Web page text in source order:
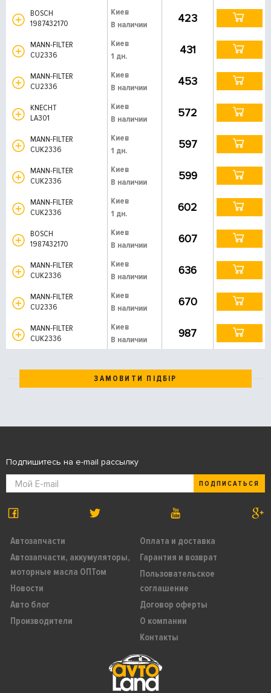
BOSCH
1987432170
Киев
В наличии
423
MANN-FILTER
CU2336
Киев
1 дн.
431
MANN-FILTER
CU2336
Киев
В наличии
453
KNECHT
LA301
Киев
В наличии
572
MANN-FILTER
CUK2336
Киев
1 дн.
597
MANN-FILTER
CUK2336
Киев
В наличии
599
MANN-FILTER
CUK2336
Киев
1 дн.
602
BOSCH
1987432170
Киев
В наличии
607
MANN-FILTER
CUK2336
Киев
В наличии
636
MANN-FILTER
CU2336
Киев
В наличии
670
MANN-FILTER
CUK2336
Киев
В наличии
987
ЗАМОВИТИ ПІДБІР
Автозапчасти
Автозапчасти, аккумуляторы,
моторные масла ОПТом
Новости
Авто блог
Производители
Оплата и доставка
Гарантия и возврат
Пользовательское
соглашение
Договор оферты
О компании
Контакты
Подпишитесь на e-mail рассылку
ПОДПИСАТЬСЯ